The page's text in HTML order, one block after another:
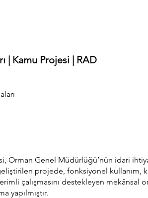
| Kamu Projesi | RAD
Orman Genel Müdürlüğü’nün idari
geliştirilen projede, fonksiyonel
çalışmasını destekleyen mekânsal
yapılmıştır.